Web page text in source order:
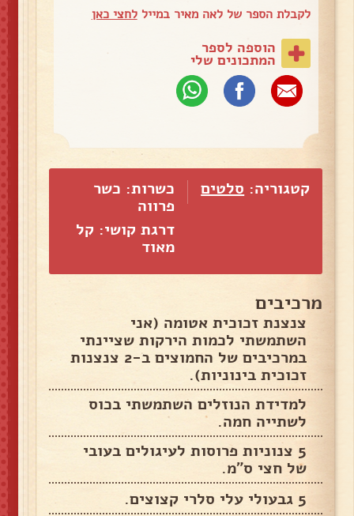
לקבלת הספר של לאה מאיר במייללחצי כאן
הוספה לספר
המתכונים שלי
קטגוריה: סלטים
כשרות: כשר
פרווה
דרגת קושי: קל
מאוד
מרכיבים
צנצנת זכוכית אטומה (אני
השתמשתי לכמות הירקות שציינתי
במרכיבים של החמוצים ב-2 צנצנות
זכוכית בינוניות).
למדידת הנוזלים השתמשתי בכוס
לשתייה חמה.
5 צנוניות פרוסות לעיגולים בעובי
של חצי ס"מ.
5 גבעולי עלי סלרי קצוצים.